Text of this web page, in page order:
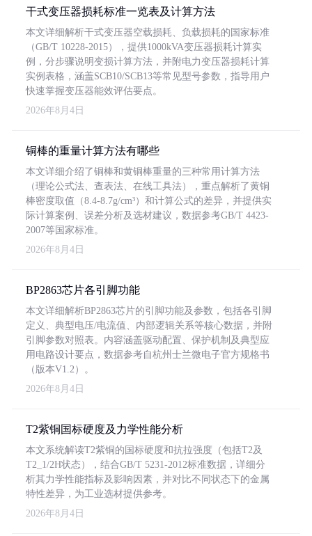
干式变压器损耗标准一览表及计算方法
本文详细解析干式变压器空载损耗、负载损耗的国家标准
（GB/T 10228-2015），提供1000kVA变压器损耗计算实
例，分步骤说明变损计算方法，并附电力变压器损耗计算
实例表格，涵盖SCB10/SCB13等常见型号参数，指导用户
快速掌握变压器能效评估要点。
2026年8月4日
铜棒的重量计算方法有哪些
本文详细介绍了铜棒和黄铜棒重量的三种常用计算方法
（理论公式法、查表法、在线工具法），重点解析了黄铜
棒密度取值（8.4-8.7g/cm³）和计算公式的差异，并提供实
际计算案例、误差分析及选材建议，数据参考GB/T 4423-
2007等国家标准。
2026年8月4日
BP2863芯片各引脚功能
本文详细解析BP2863芯片的引脚功能及参数，包括各引脚
定义、典型电压/电流值、内部逻辑关系等核心数据，并附
引脚参数对照表。内容涵盖驱动配置、保护机制及典型应
用电路设计要点，数据参考自杭州士兰微电子官方规格书
（版本V1.2）。
2026年8月4日
T2紫铜国标硬度及力学性能分析
本文系统解读T2紫铜的国标硬度和抗拉强度（包括T2及
T2_1/2H状态），结合GB/T 5231-2012标准数据，详细分
析其力学性能指标及影响因素，并对比不同状态下的金属
特性差异，为工业选材提供参考。
2026年8月4日